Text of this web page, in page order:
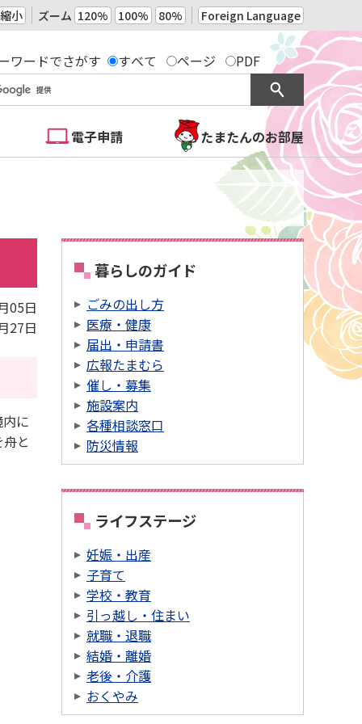
縮小 ズーム 120% 100% 80% Foreign Language
ワードでさがす すべて ページ PDF
電子申請 たまたんのお部屋
05日
27日
に
と
暮らしのガイド
ごみの出し方
医療・健康
届出・申請書
広報たまむら
催し・募集
施設案内
各種相談窓口
防災情報
ライフステージ
妊娠・出産
子育て
学校・教育
引っ越し・住まい
就職・退職
結婚・離婚
老後・介護
おくやみ